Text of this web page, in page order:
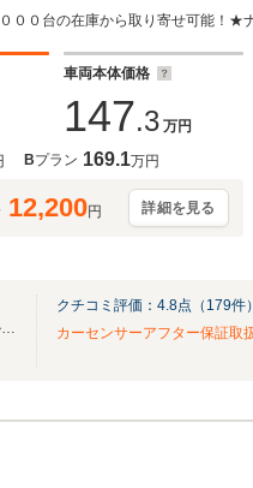
シート シートヒー
ト
車両本体価格
147.3 万円
Bプラン 169.1万円
12,200円 詳細を見る
「ネクステージ 春日部スバル車専門店」リニューアルオープン！
クチコミ評価： 4.8点（ 179件）
カーセンサーアフター保証取